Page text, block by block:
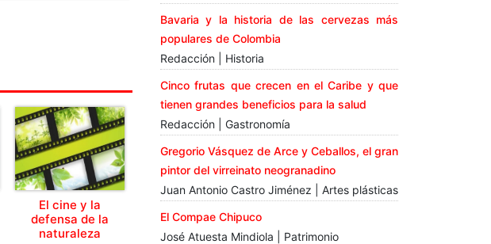
El cine y la
defensa de la
naturaleza
Bavaria y la historia de las cervezas más
populares de Colombia
Redacción | Historia
Cinco frutas que crecen en el Caribe y que
tienen grandes beneficios para la salud
Redacción | Gastronomía
Gregorio Vásquez de Arce y Ceballos, el gran
pintor del virreinato neogranadino
Juan Antonio Castro Jiménez | Artes plásticas
El Compae Chipuco
José Atuesta Mindiola | Patrimonio